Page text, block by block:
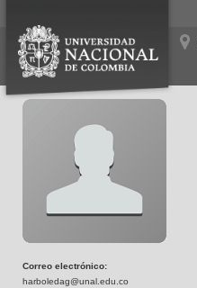
Correo electrónico:
harboledag@unal.edu.co